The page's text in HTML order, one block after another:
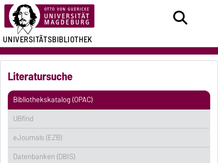
UNIVERSITÄTSBIBLIOTHEK
Literatursuche
Bibliothekskatalog (OPAC)
UBfind
eJournals (EZB)
Datenbanken (DBIS)